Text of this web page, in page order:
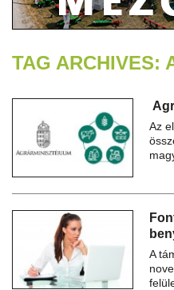
TAG ARCHIVES:
Az
A